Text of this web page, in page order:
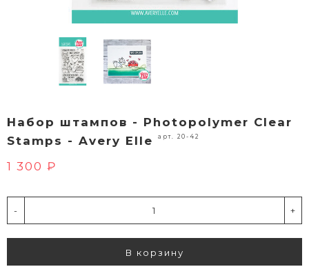
Набор штампов - Photopolymer Clear
Stamps - Avery Elle
арт. 20-42
1 300 ₽
- +
В корзину